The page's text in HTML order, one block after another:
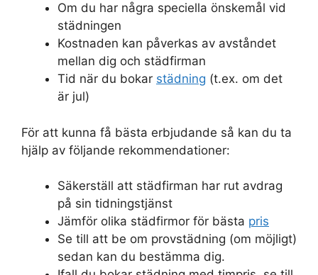
Om du har några speciella önskemål vid
städningen
Kostnaden kan påverkas av avståndet
mellan dig och städfirman
Tid när du bokar städning (t.ex. om det
är jul)
För att kunna få bästa erbjudande så kan du ta
hjälp av följande rekommendationer:
Säkerställ att städfirman har rut avdrag
på sin tidningstjänst
Jämför olika städfirmor för bästa pris
Se till att be om provstädning (om möjligt)
sedan kan du bestämma dig.